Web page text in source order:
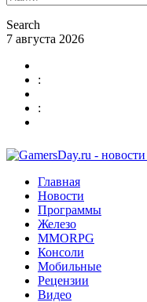
Search
7 августа 2026
:
:
Главная
Новости
Программы
Железо
MMORPG
Консоли
Мобильные
Рецензии
Видео